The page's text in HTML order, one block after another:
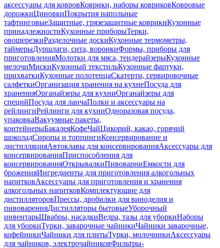
аксессуары для ковровКоврики, наборы ковриковКовровые
дорожкиЦиновкиПокрытия напольные
тафтинговыеЗащитные, грязезащитные коврикиКухонные
принадлежностиКухонные приборыТерки,
овощерезкиРазделочные доскиКухонные термометры,
таймерыДуршлаги, сита, воронкиФормы, приборы для
приготовленияМолотки для мяса, тендерайзерыКухонные
мелочиМискиКухонный текстильКухонные фартуки,
прихваткиКухонные полотенцаСкатерти, сервировочные
салфеткиОрганизация хранения на кухнеПосуда для
храненияОрганайзеры для кухниОрганайзеры для
специйПосуда для ланчаПолки и аксессуары на
рейлингиРейлинги для кухниОдноразовая посуда,
упаковкаВакуумные пакеты,
контейнерыБакалеяКофеЧайЦикорий, какао, горячий
шоколадСиропы и топпингиКонсервирование и
дистилляцияАвтоклавы для консервированияАксессуары для
консервированияПриспособления для
консервированияОткрывалкиПивоварниЕмкости для
броженияИнгредиенты для приготовления алкогольных
напитковАксессуары для приготовления и хранения
алкогольных напитковКомплектующие для
дистилляторовПрессы, дробилки для виноделия и
пивоваренияДистилляторы бытовыеУборочный
инвентарьШвабры, насадкиВедра, тазы для уборкиНаборы
для уборкиТурки, заварочные чайникиЧайники заварочные,
кофейникиЧайники для плитыТурки, молочникиАксессуары
для чайников, электрочайниковФильтры-